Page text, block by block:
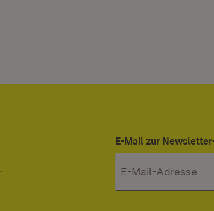
E-Mail zur